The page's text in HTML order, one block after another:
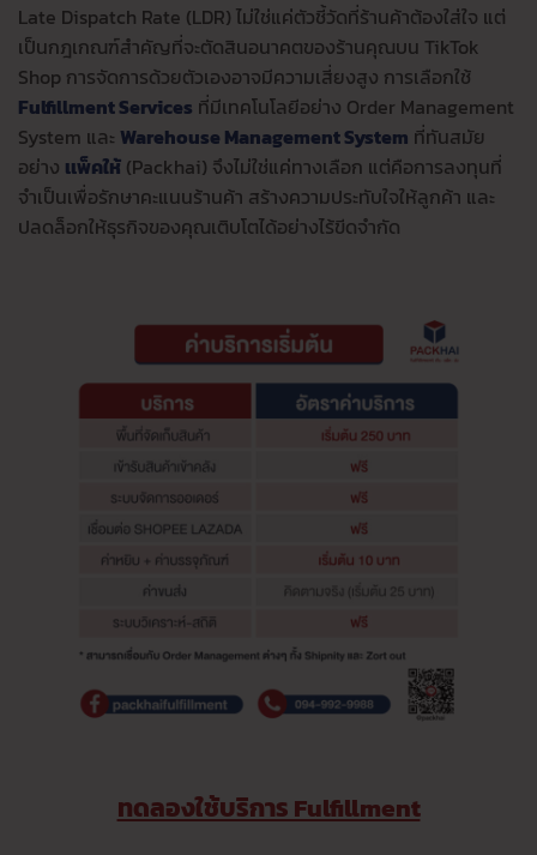
Late Dispatch Rate (LDR) ไม่ใช่แค่ตัวชี้วัดที่ร้านค้าต้องใส่ใจ แต่
เป็นกฎเกณฑ์สำคัญที่จะตัดสินอนาคตของร้านคุณบน TikTok
Shop การจัดการด้วยตัวเองอาจมีความเสี่ยงสูง การเลือกใช้
Fulfillment Services ที่มีเทคโนโลยีอย่าง Order Management
System และ Warehouse Management System ที่ทันสมัย
อย่าง เเพ็คให้ (Packhai) จึงไม่ใช่แค่ทางเลือก แต่คือการลงทุนที่
จำเป็นเพื่อรักษาคะแนนร้านค้า สร้างความประทับใจให้ลูกค้า และ
ปลดล็อกให้ธุรกิจของคุณเติบโตได้อย่างไร้ขีดจำกัด
ทดลองใช้บริการ Fulfillment